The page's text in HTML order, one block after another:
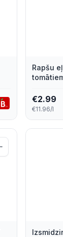
Rapšu
€2.99
€11.96/l